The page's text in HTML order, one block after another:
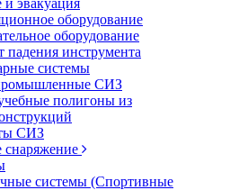
и эвакуация
оборудование
оборудование
падения инструмента
системы
СИЗ
полигоны из
СИЗ
снаряжение
системы (Спортивные